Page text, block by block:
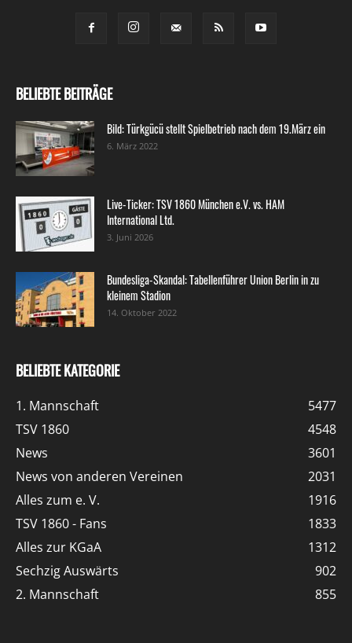
BELIEBTE BEITRÄGE
Bild: Türkgücü stellt Spielbetrieb nach dem 19.März ein
6. März 2022
Live-Ticker: TSV 1860 München e.V. vs. HAM
International Ltd.
3. Juni 2026
Bundesliga-Skandal: Tabellenführer Union Berlin in zu
kleinem Stadion
14. Oktober 2022
BELIEBTE KATEGORIE
1. Mannschaft
5477
TSV 1860
4548
News
3601
News von anderen Vereinen
2031
Alles zum e. V.
1916
TSV 1860 - Fans
1833
Alles zur KGaA
1312
Sechzig Auswärts
902
2. Mannschaft
855